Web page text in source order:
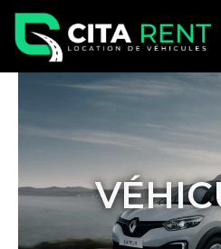
Aller
contenu